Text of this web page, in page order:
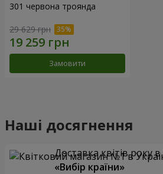
301 червона троянда
29 629 грн
Замовити
Наші досягнення
Доставка квітів року в
«Вибір країни»